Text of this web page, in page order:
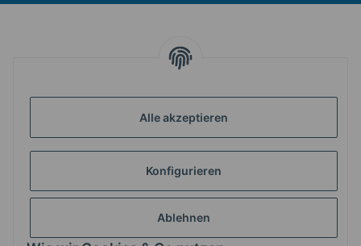
Alle akzeptieren
Konfigurieren
Ablehnen
INFORMATIONEN
GESETZLICHE INFORMATIONEN
ZAHLUNG & VERSAND